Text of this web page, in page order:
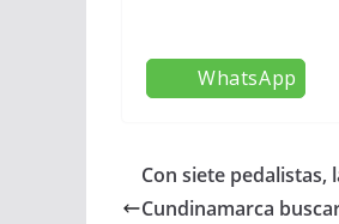
WhatsApp
Con siete pedalistas,
Cundinamarca